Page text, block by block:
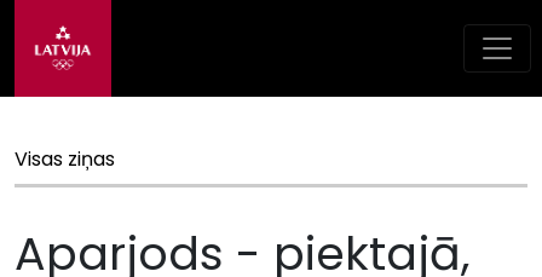
Visas ziņas
Aparjods - piektajā,